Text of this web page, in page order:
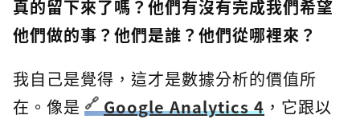
真的留下來了嗎？他們有沒有完成我們希望
他們做的事？他們是誰？他們從哪裡來？
我自己是覺得，這才是數據分析的價值所
在。像是
Google Analytics 4 ，它跟以